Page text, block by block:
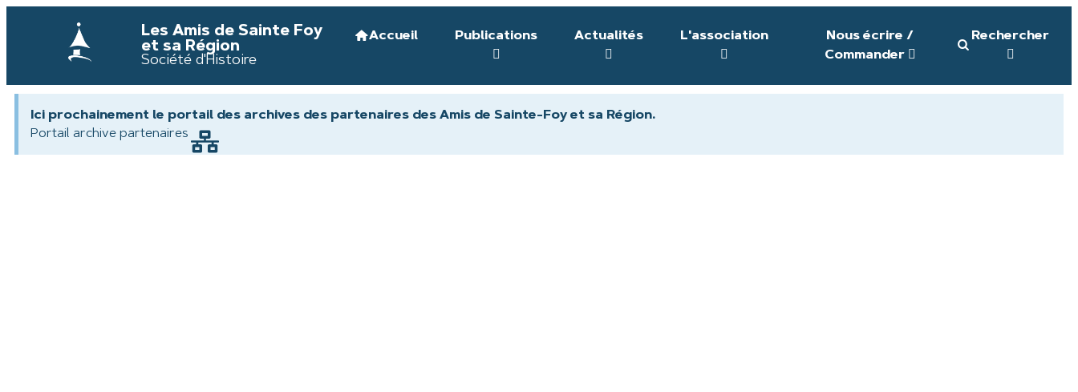
Les Amis de Sainte Foy
et sa Région
Société d'Histoire
Accueil Publications Actualités L'association
Nous écrire /
Commander
Rechercher
Ici prochainement le portail des archives des partenaires des Amis de Sainte-Foy et sa Région.
Portail archive partenaires